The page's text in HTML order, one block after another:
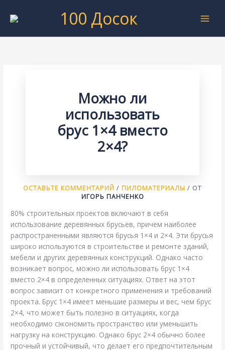
100 Досок
Можно ли
использовать
брус 1×4 вместо
2×4?
ОСТАВЬТЕ КОММЕНТАРИЙ / ПИЛОМАТЕРИАЛЫ / ОТ
ИГОРЬ ПАНЧЕНКО
80% строительных проектов включают в себя
использование деревянных брусьев, причем наиболее
распространенными являются брусья 1×4 и 2×4. Эти брусья
широко используются в строительстве и ремонте зданий,
мебели и других деревянных конструкций. Однако часто
возникает вопрос, можно ли использовать брус 1×4
вместо 2×4 в определенных ситуациях. Ответ на этот
вопрос зависит от конкретного применения и требований
проекта. Брус 1×4 имеет меньшие размеры и вес, чем брус
2×4, что может быть полезно в ситуациях, когда
необходимо сэкономить пространство или уменьшить
нагрузку на конструкцию. Однако брус 2×4 обычно более
прочный и устойчивый, что делает его предпочтительным